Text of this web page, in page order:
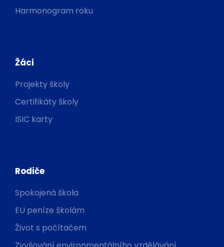
Harmonogram roku
Žáci
Projekty školy
Certifikáty školy
ISIC karty
Rodiče
Spokojená škola
EU peníze školám
Život s počítačem